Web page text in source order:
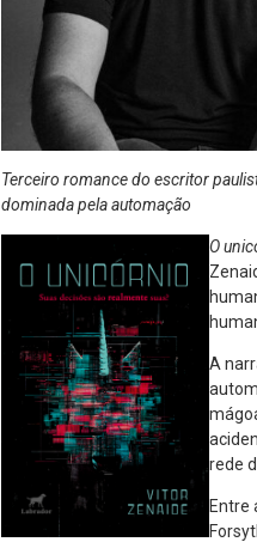
Terceiro romance do escritor
dominada pela automação
O
A
rede
Entre